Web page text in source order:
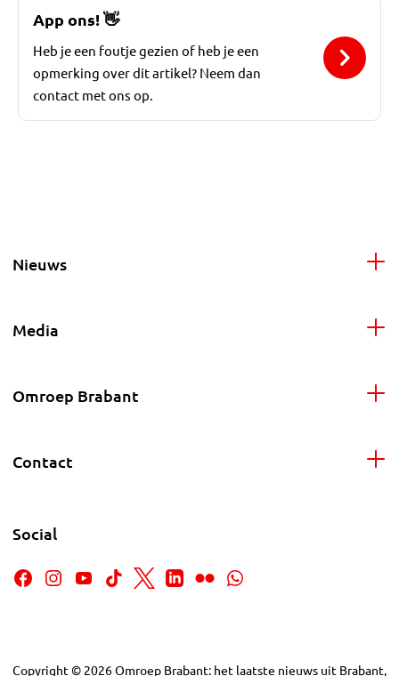
App ons!👋
Heb je een foutje gezien of heb je een
opmerking over dit artikel? Neem dan
contact met ons op.
Nieuws
Media
Omroep Brabant
Contact
Social
Copyright © 2026Omroep Brabant: het laatste nieuws uit Brabant,